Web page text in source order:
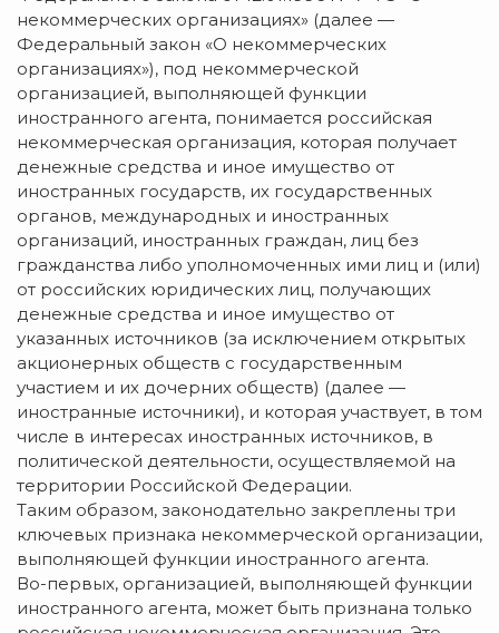
некоммерческих организациях» (далее —
Федеральный закон «О некоммерческих
организациях»), под некоммерческой
организацией, выполняющей функции
иностранного агента, понимается российская
некоммерческая организация, которая получает
денежные средства и иное имущество от
иностранных государств, их государственных
органов, международных и иностранных
организаций, иностранных граждан, лиц без
гражданства либо уполномоченных ими лиц и (или)
от российских юридических лиц, получающих
денежные средства и иное имущество от
указанных источников (за исключением открытых
акционерных обществ с государственным
участием и их дочерних обществ) (далее —
иностранные источники), и которая участвует, в том
числе в интересах иностранных источников, в
политической деятельности, осуществляемой на
территории Российской Федерации.
Таким образом, законодательно закреплены три
ключевых признака некоммерческой организации,
выполняющей функции иностранного агента.
Во-первых, организацией, выполняющей функции
иностранного агента, может быть признана только